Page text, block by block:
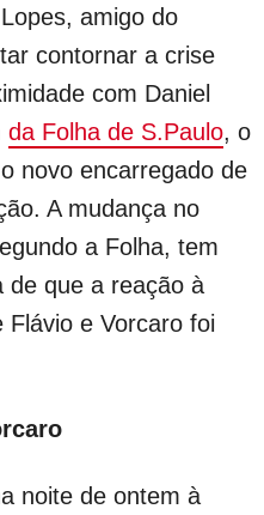
amigo do
contornar a crise
com Daniel
da Folha de S.Paulo, o
novo encarregado de
A mudança no
a Folha, tem
de que a reação à
e Vorcaro foi
noite de ontem à